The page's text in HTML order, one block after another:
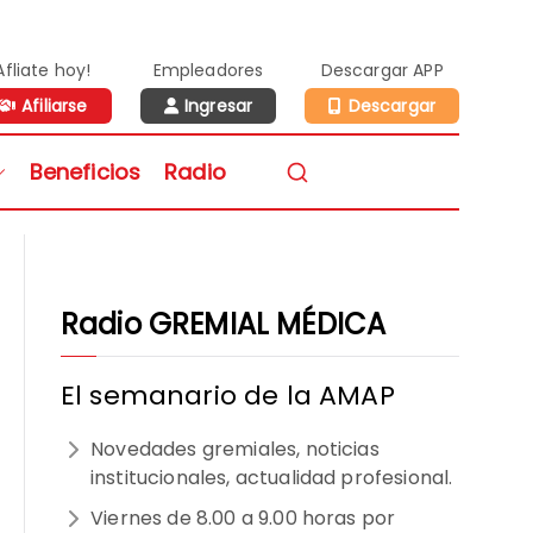
hoy!
Afiliarse
Empleadores
Ingresar
Descargar APP
Descargar
Médicos de la
Privada
Beneficios Radio
Radio GREMIAL MÉDICA
El semanario de la AMAP
Novedades gremiales, noticias
institucionales, actualidad profesional.
Viernes de 8.00 a 9.00 horas por